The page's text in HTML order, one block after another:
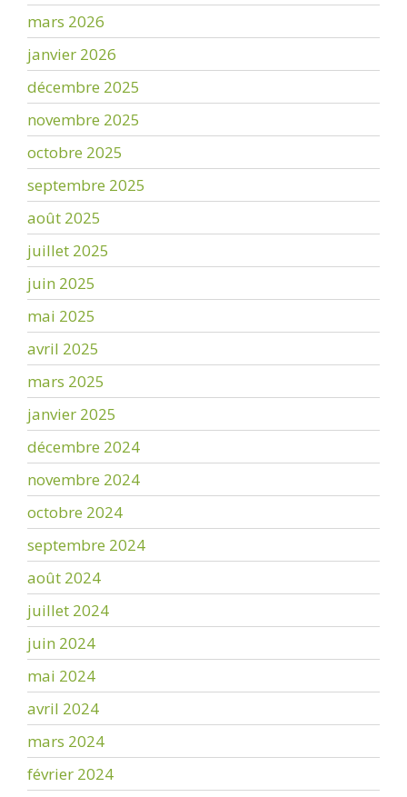
mars 2026
janvier 2026
décembre 2025
novembre 2025
octobre 2025
septembre 2025
août 2025
juillet 2025
juin 2025
mai 2025
avril 2025
mars 2025
janvier 2025
décembre 2024
novembre 2024
octobre 2024
septembre 2024
août 2024
juillet 2024
juin 2024
mai 2024
avril 2024
mars 2024
février 2024